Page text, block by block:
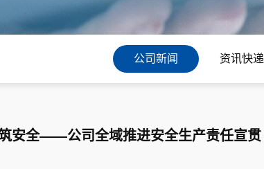
公司新闻 资讯快递
安全——公司全域推进安全生产责任宣贯